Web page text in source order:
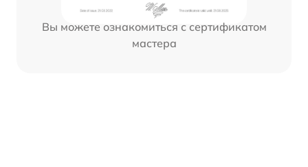
Вы можете ознакомиться с сертификатом
мастера